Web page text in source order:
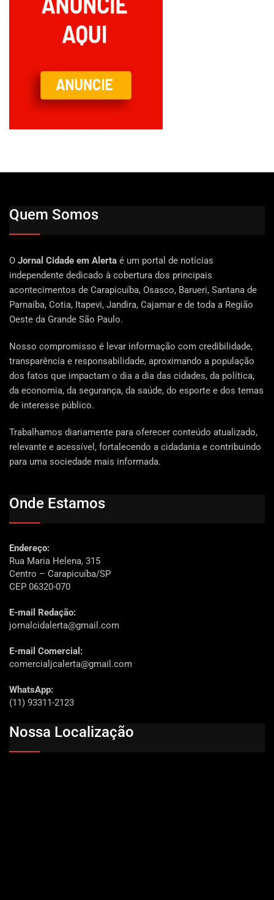
Quem Somos
O Jornal Cidade em Alerta é um portal de notícias
independente dedicado à cobertura dos principais
acontecimentos de Carapicuíba, Osasco, Barueri, Santana de
Parnaíba, Cotia, Itapevi, Jandira, Cajamar e de toda a Região
Oeste da Grande São Paulo.
Nosso compromisso é levar informação com credibilidade,
transparência e responsabilidade, aproximando a população
dos fatos que impactam o dia a dia das cidades, da política,
da economia, da segurança, da saúde, do esporte e dos temas
de interesse público.
Trabalhamos diariamente para oferecer conteúdo atualizado,
relevante e acessível, fortalecendo a cidadania e contribuindo
para uma sociedade mais informada.
Onde Estamos
Endereço:
Rua Maria Helena, 315
Centro – Carapicuíba/SP
CEP 06320-070
E-mail Redação:
jornalcidalerta@gmail.com
E-mail Comercial:
comercialjcalerta@gmail.com
WhatsApp:
(11) 93311-2123
Nossa Localização